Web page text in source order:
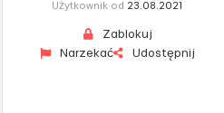
Użytkownik od 23.08.2021
Zablokuj
Narzekać
Udostępnij